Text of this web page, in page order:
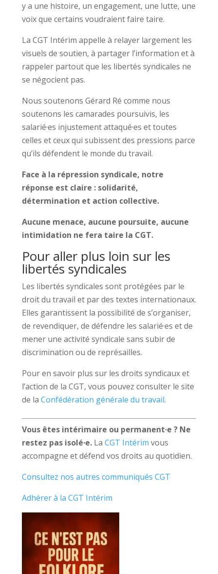
y a une histoire, un engagement, une lutte, une
voix que certains voudraient faire taire.
La CGT Intérim appelle à relayer largement les
visuels de soutien, à partager l’information et à
rappeler partout que les libertés syndicales ne
se négocient pas.
Nous soutenons Gérard Ré comme nous
soutenons les camarades poursuivis, les
salarié·es injustement attaqué·es et toutes
celles et ceux qui subissent des pressions parce
qu’ils défendent le monde du travail.
Face à la répression syndicale, notre
réponse est claire : solidarité,
détermination et action collective.
Aucune menace, aucune poursuite, aucune
intimidation ne fera taire la CGT.
Pour aller plus loin sur les
libertés syndicales
Les libertés syndicales sont protégées par le
droit du travail et par des textes internationaux.
Elles garantissent la possibilité de s’organiser,
de revendiquer, de défendre les salarié·es et de
mener une activité syndicale sans subir de
discrimination ou de représailles.
Pour en savoir plus sur les droits syndicaux et
l’action de la CGT, vous pouvez consulter le site
de la Confédération générale du travail.
Vous êtes intérimaire ou permanent·e ? Ne
restez pas isolé·e.La CGT Intérim vous
accompagne et défend vos droits au quotidien.
Consultez nos autres communiqués CGT
Adhérer à la CGT Intérim